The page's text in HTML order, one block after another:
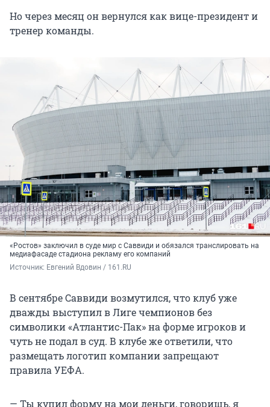
Но через месяц он вернулся как вице-президент и
тренер команды.
«Ростов» заключил в суде мир с Саввиди и обязался транслировать на
медиафасаде стадиона рекламу его компаний
Источник: Евгений Вдовин / 161.RU
В сентябре Саввиди возмутился, что клуб уже
дважды выступил в Лиге чемпионов без
символики «Атлантис-Пак» на форме игроков и
чуть не подал в суд. В клубе же ответили, что
размещать логотип компании запрещают
правила УЕФА.
— Ты купил форму на мои деньги, говоришь, я